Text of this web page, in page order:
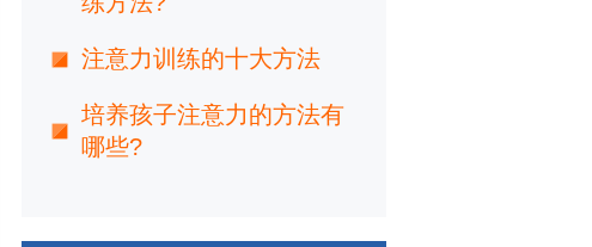
注意力训练的十大方法
培养孩子注意力的方法有
哪些?